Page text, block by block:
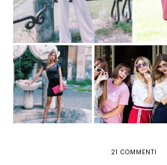
LITTLE BLACK
DRESS: ODE AL
TUBINO NERO
OCCHIALI A FORMA
DI CUORE? E'
AMORE A PRIMA
VISTA!
21 COMMENTI